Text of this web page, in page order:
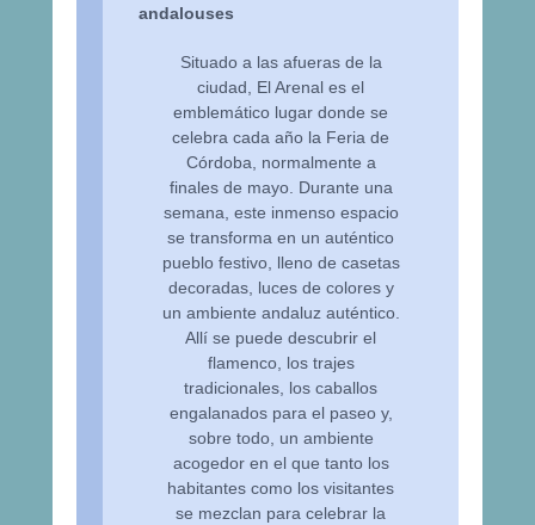
andalouses
Situado a las afueras de la
ciudad, El Arenal es el
emblemático lugar donde se
celebra cada año la Feria de
Córdoba, normalmente a
finales de mayo. Durante una
semana, este inmenso espacio
se transforma en un auténtico
pueblo festivo, lleno de casetas
decoradas, luces de colores y
un ambiente andaluz auténtico.
Allí se puede descubrir el
flamenco, los trajes
tradicionales, los caballos
engalanados para el paseo y,
sobre todo, un ambiente
acogedor en el que tanto los
habitantes como los visitantes
se mezclan para celebrar la